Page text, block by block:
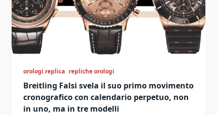
orologi replica repliche orologi
Breitling Falsi svela il suo primo movimento
cronografico con calendario perpetuo, non
in uno, ma in tre modelli